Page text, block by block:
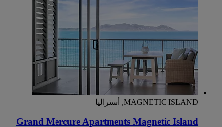
MAGNETIC ISLAND, أستراليا
Grand Mercure Apartments Magnetic Island